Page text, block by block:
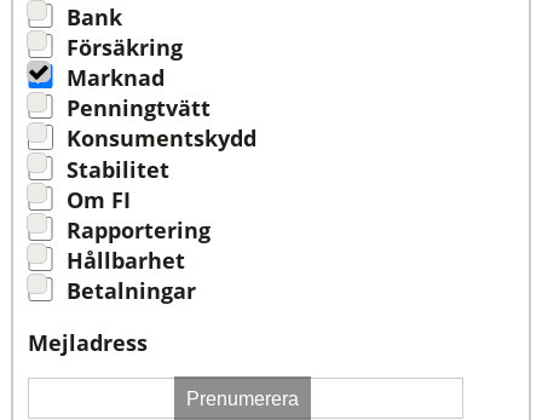
Bank
Försäkring
Marknad
Penningtvätt
Konsumentskydd
Stabilitet
Om FI
Rapportering
Hållbarhet
Betalningar
Mejladress
Prenumerera